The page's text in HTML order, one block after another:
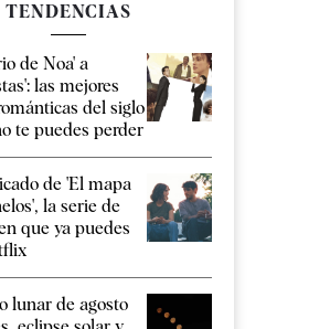
TENDENCIAS
de Noa' a
las mejores
del siglo
te puedes perder
de 'El mapa
la serie de
que ya puedes
lunar de agosto